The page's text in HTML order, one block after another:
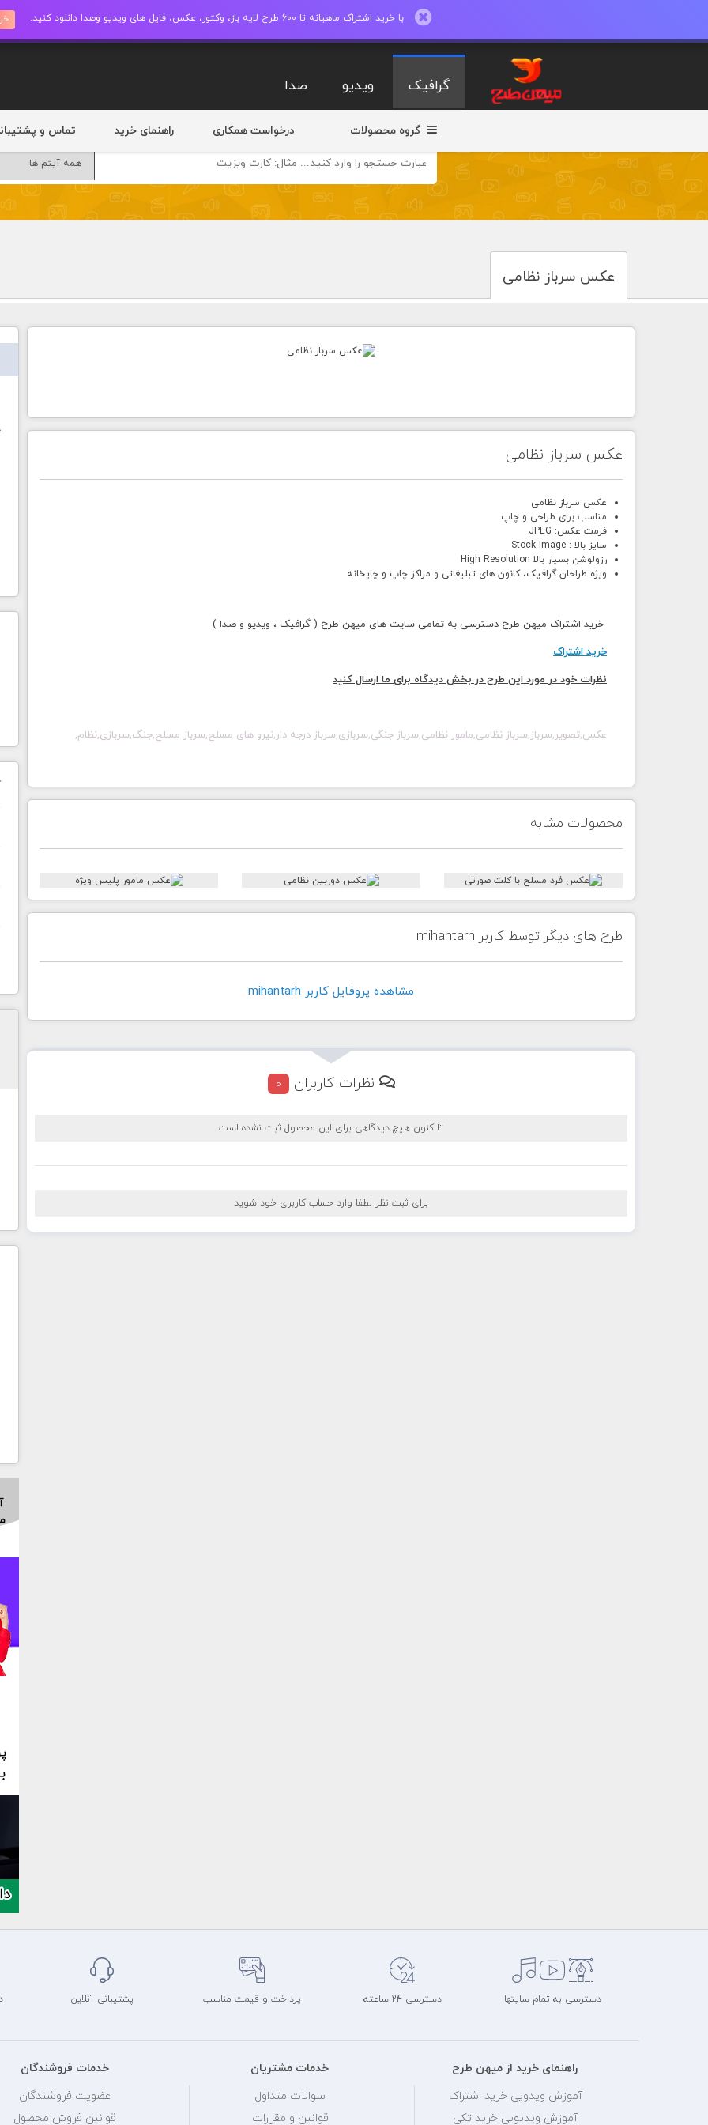
با خرید اشتراک ماهیانه تا 600 طرح لایه باز، وکتور، عکس، فایل های ویدیو وصدا دانلود کنید.
گرافیک ویدیو صدا
گروه محصولات درخواست همکاری راهنمای خرید تماس و
عکس سرباز نظامی
عکس سرباز نظامی
عکس سرباز نظامی
مناسب برای طراحی و چاپ
فرمت عکس: JPEG
سایز بالا : Stock Image
رزولوشن بسیار بالا High Resolution
ویژه طراحان گرافیک، کانون های تبلیغاتی و مراکز چاپ و چاپخانه
خرید اشتراک میهن طرح دسترسی به تمامی سایت های میهن طرح ( گرافیک ، ویدیو و صدا )
خرید اشتراک
نظرات خود در مورد این طرح در بخش دیدگاه برای ما ارسال کنید
عکس,تصویر,سرباز,سرباز نظامی,مامور نظامی,سرباز جنگی,سربازی,سرباز درجه دار,نیرو های مسلح,سرباز مسلح,جنگ,سربازی,نظام,
محصولات مشابه
طرح های دیگر توسط کاربر mihantarh
مشاهده پروفايل کاربر mihantarh
نظرات کاربران 0
تا کنون هیچ دیدگاهی برای این محصول ثبت نشده است
برای ثبت نظر لطفا وارد حساب کاربری خود شوید
دسترسی به تمام سایتها دسترسی 24 ساعته پرداخت و قیمت مناسب پشتیبانی آنلاین
راهنمای خرید از میهن طرح
آموزش ویدویی خرید اشتراک
آموزش ویدیویی خرید تکی
خدمات مشتریان
سوالات متداول
قوانین و مقررات
خدمات فروشندگان
عضویت فروشندگان
قوانین فروش محصول